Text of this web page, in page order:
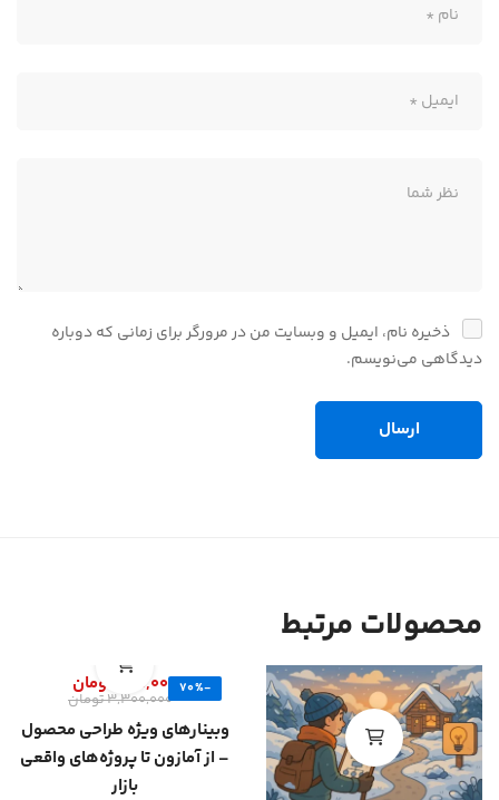
ذخیره نام، ایمیل و وبسایت من در مرورگر برای زمانی که دوباره
دیدگاهی می‌نویسم.
محصولات مرتبط
-70%
975,000 تومان
3,300,000تومان
وبینارهای ویژه طراحی محصول
– از آمازون تا پروژه‌های واقعی
بازار